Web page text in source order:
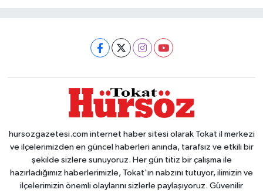
hursozgazetesi.com internet haber sitesi olarak Tokat il merkezi
ve ilçelerimizden en güncel haberleri anında, tarafsız ve etkili bir
şekilde sizlere sunuyoruz. Her gün titiz bir çalışma ile
hazırladığımız haberlerimizle, Tokat'ın nabzını tutuyor, ilimizin ve
ilçelerimizin önemli olaylarını sizlerle paylaşıyoruz. Güvenilir